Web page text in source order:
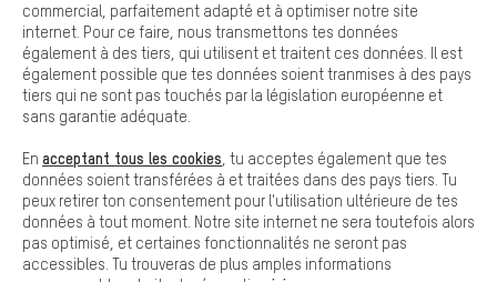
Modifier le contraste
Tous les prix s'entendent en euros (MwSt hors) plus les
frais de portpour la livraison versÉtats-Unis.
Cookies de base
Les cookies de base garantissent que tu puisses utiliser les
fonctions de notre site web.
commercial, parfaitement adapté et à optimiser notre site
internet. Pour ce faire, nous transmettons tes données
également à des tiers, qui utilisent et traitent ces données. Il est
également possible que tes données soient tranmises à des pays
tiers qui ne sont pas touchés par la législation européenne et
sans garantie adéquate.
En acceptant tous les cookies , tu acceptes également que tes
données soient transférées à et traitées dans des pays tiers. Tu
peux retirer ton consentement pour l'utilisation ultérieure de tes
données à tout moment. Notre site internet ne sera toutefois alors
pas optimisé, et certaines fonctionnalités ne seront pas
accessibles. Tu trouveras de plus amples informations